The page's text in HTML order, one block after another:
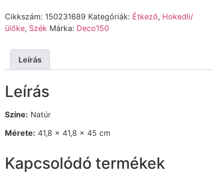
Cikkszám: 150231689 Kategóriák: Étkező, Hokedli/
ülőke, Szék Márka: Deco150
Leírás
Leírás
Színe: Natúr
Mérete: 41,8 x 41,8 x 45 cm
Kapcsolódó termékek